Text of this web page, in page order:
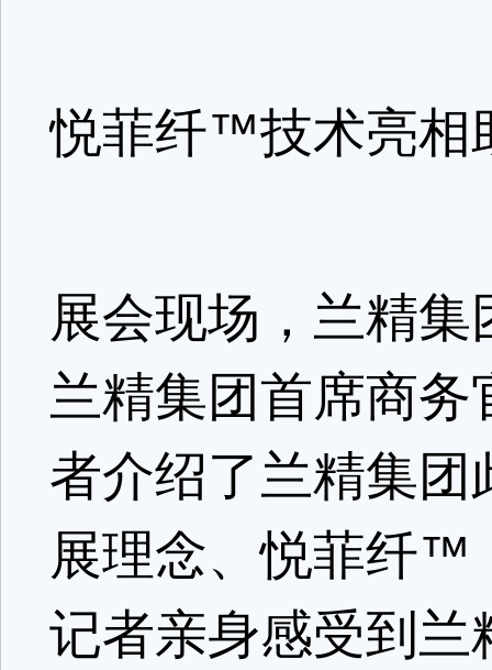
悦菲纤™技术亮相
展会现场，兰精
兰精集团首席商
者介绍了兰精集
展理念、悦菲纤™
记者亲身感受到